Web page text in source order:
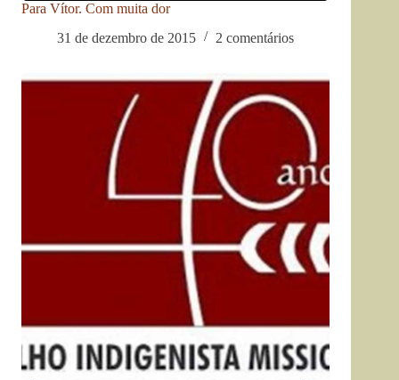
Para Vítor. Com muita dor
31 de dezembro de 2015
2 comentários